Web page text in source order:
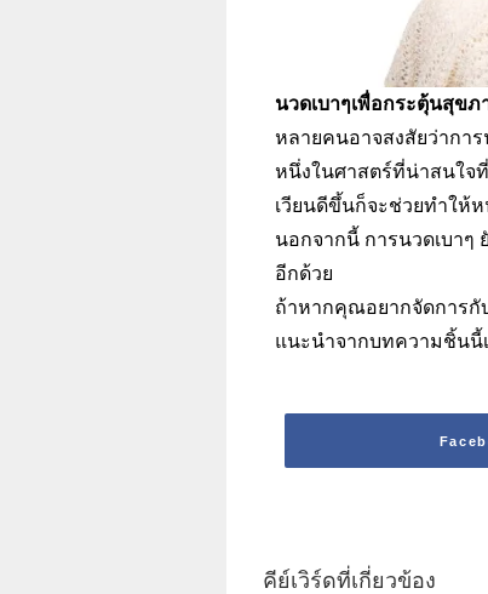
นวดเบาๆเพื่อกระตุ้นสุข
หลายคนอาจสงสัยว่าการ
หนึ่งในศาสตร์ที่น่าสนใจ
เวียนดีขึ้นก็จะช่วยทำให้
นอกจากนี้ การนวดเบาๆ
อีกด้วย
ถ้าหากคุณอยากจัดการกั
แนะนำจากบทความชิ้นนี้
คีย์เวิร์ดที่เกี่ยวข้อง